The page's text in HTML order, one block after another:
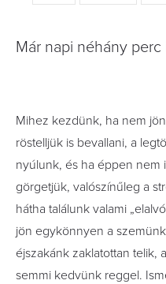
Már napi néhány
Mihez kezdünk, ha nem
röstelljük is bevallani, a
nyúlunk, és ha éppen nem
görgetjük, valószínűleg a
hátha találunk valami
jön egykönnyen a
éjszakánk zaklatottan
semmi kedvünk reggel.